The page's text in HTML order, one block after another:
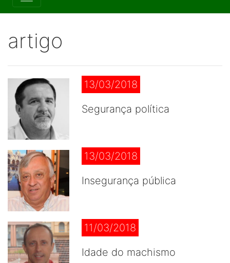
artigo
13/03/2018
Segurança política
13/03/2018
Insegurança pública
11/03/2018
Idade do machismo